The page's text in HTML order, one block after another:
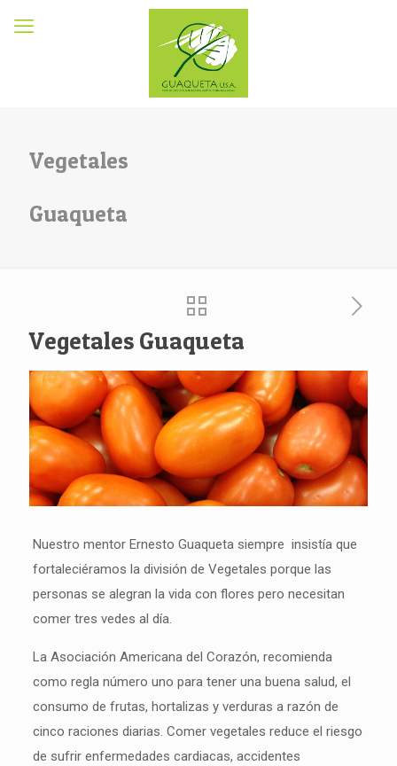
Vegetales
Guaqueta
Vegetales Guaqueta
Nuestro mentor Ernesto Guaqueta siempre insistía que
fortaleciéramos la división de Vegetales porque las
personas se alegran la vida con flores pero necesitan
comer tres vedes al día.
La Asociación Americana del Corazón, recomienda
como regla número uno para tener una buena salud, el
consumo de frutas, hortalizas y verduras a razón de
cinco raciones diarias. Comer vegetales reduce el riesgo
de sufrir enfermedades cardiacas, accidentes